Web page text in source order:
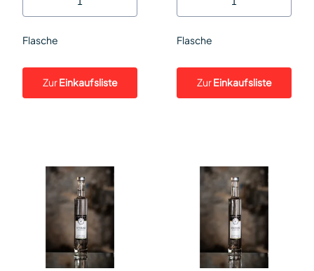
Flasche
ZurEinkaufsliste
Flasche
ZurEinkaufsliste